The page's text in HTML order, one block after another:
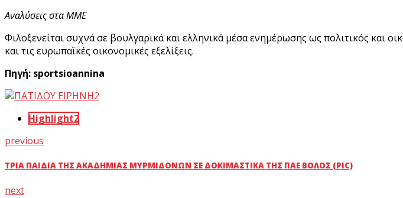
Αναλύσεις στα ΜΜΕ
Φιλοξενείται συχνά σε βουλγαρικά και ελληνικά μέσα ενημέρωσης ως πολιτικός και
και τις ευρωπαϊκές οικονομικές εξελίξεις.
Πηγή: sportsioannina
Highlight2
previous
ΤΡΊΑ ΠΑΙΔΙΆ ΤΗΣ ΑΚΑΔΗΜΊΑΣ ΜΥΡΜΙΔΌΝΩΝ ΣΕ ΔΟΚΙΜΑΣΤΙΚΆ ΤΗΣ ΠΑΕ ΒΌΛΟΣ (PIC)
next